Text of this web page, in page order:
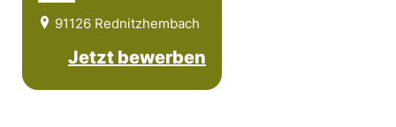
91126 Rednitzhembach
Jetzt bewerben